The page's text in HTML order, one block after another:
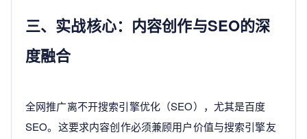
三、实战核心：内容创作与SEO的深
度融合
全网推广离不开搜索引擎优化（SEO），尤其是百度
SEO。这要求内容创作必须兼顾用户价值与搜索引擎友